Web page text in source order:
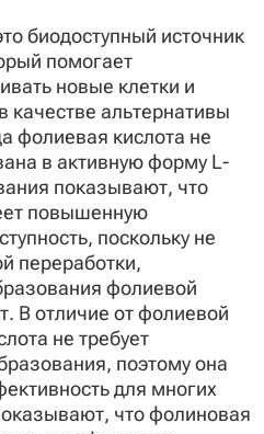
биодоступный источник
помогает
новые клетки и
качестве альтернативы
фолиевая кислота не
в активную форму L-
показывают, что
повышенную
поскольку не
переработки,
фолиевой
В отличие от фолиевой
не требует
поэтому она
для многих
что фолиновая